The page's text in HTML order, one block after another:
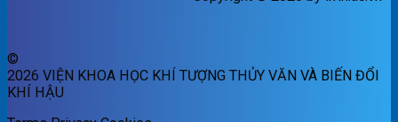
©
2026 VIỆN KHOA HỌC KHÍ TƯỢNG THỦY VĂN VÀ BIẾN ĐỔI
KHÍ HẬU